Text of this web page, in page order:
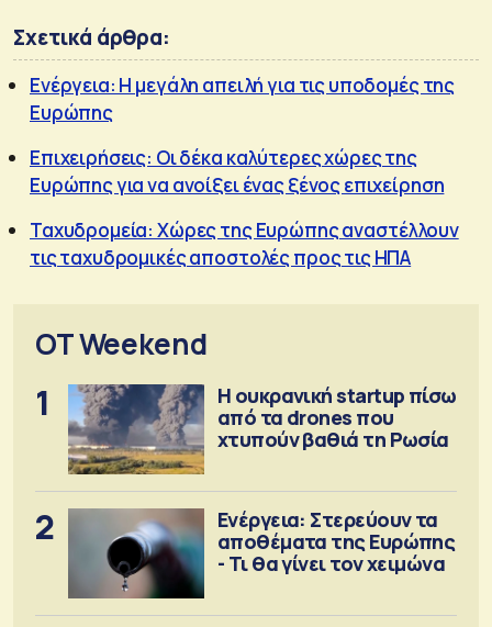
Σχετικά άρθρα:
Ενέργεια: Η μεγάλη απειλή για τις υποδομές της
Ευρώπης
Επιχειρήσεις: Οι δέκα καλύτερες χώρες της
Ευρώπης για να ανοίξει ένας ξένος επιχείρηση
Ταχυδρομεία: Χώρες της Ευρώπης αναστέλλουν
τις ταχυδρομικές αποστολές προς τις ΗΠΑ
OT Weekend
1
Η ουκρανική startup πίσω
από τα drones που
χτυπούν βαθιά τη Ρωσία
2
Ενέργεια: Στερεύουν τα
αποθέματα της Ευρώπης
- Τι θα γίνει τον χειμώνα